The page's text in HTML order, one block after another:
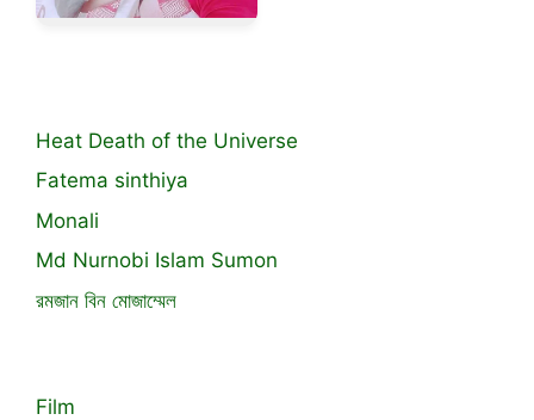
Heat Death of the Universe
Fatema sinthiya
Monali
Md Nurnobi Islam Sumon
রমজান বিন মোজাম্মেল
Film